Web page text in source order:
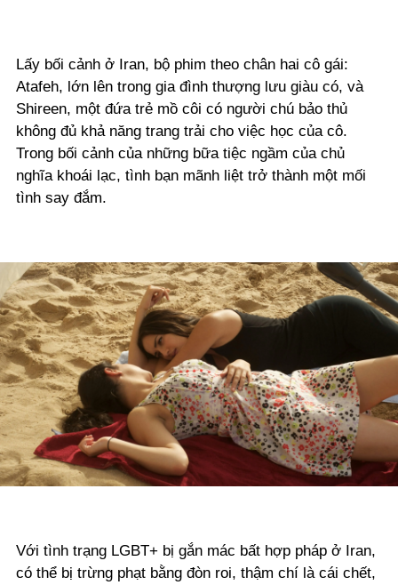
Lấy bối cảnh ở Iran, bộ phim theo chân hai cô gái:
Atafeh, lớn lên trong gia đình thượng lưu giàu có, và
Shireen, một đứa trẻ mồ côi có người chú bảo thủ
không đủ khả năng trang trải cho việc học của cô.
Trong bối cảnh của những bữa tiệc ngầm của chủ
nghĩa khoái lạc, tình bạn mãnh liệt trở thành một mối
tình say đắm.
Với tình trạng LGBT+ bị gắn mác bất hợp pháp ở Iran,
có thể bị trừng phạt bằng đòn roi, thậm chí là cái chết,